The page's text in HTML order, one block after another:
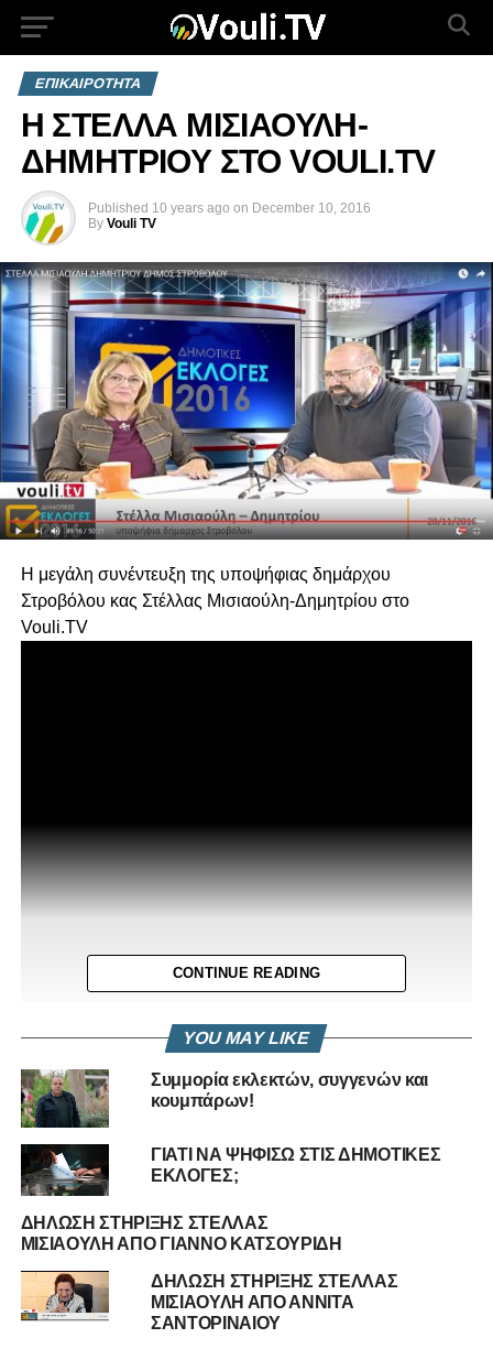
ΕΠΙΚΑΙΡΟΤΗΤΑ
Η ΣΤΕΛΛΑ ΜΙΣΙΑΟΥΛΗ-
ΔΗΜΗΤΡΙΟΥ ΣΤΟ VOULI.TV
Published 10 years ago on December 10, 2016
By Vouli TV
Η μεγάλη συνέντευξη της υποψήφιας δημάρχου
Στροβόλου κας Στέλλας Μισιαούλη-Δημητρίου στο
Vouli.TV
RELATED TOPICS:
ΔΉΜΟΣ ΣΤΡΟΒΌΛΟΥ
ΔΗΜΟΤΙΚΕΣ ΕΚΛΟΓΕΣ 2016
ΔΗΛΩΣΗ ΣΤΗΡΙΞΗΣ ΣΤΕΛΛΑΣ ΜΙΣΙΑΟΥΛΗ ΑΠΟ
ΚΥΡΙΑΚΟ ΗΡΑΚΛΕΟΥΣ
DON'T MISS
ΔΗΜΟΣ ΓΕΡΙΟΥ – ΝΕΟΦΥΤΟΣ ΠΑΠΑΛΑΖΑΡΟΥ
CONTINUE READING
YOU MAY LIKE
Συμμορία εκλεκτών, συγγενών και
κουμπάρων!
ΓΙΑΤΙ ΝΑ ΨΗΦΙΣΩ ΣΤΙΣ ΔΗΜΟΤΙΚΕΣ
ΕΚΛΟΓΕΣ;
ΔΗΛΩΣΗ ΣΤΗΡΙΞΗΣ ΣΤΕΛΛΑΣ
ΜΙΣΙΑΟΥΛΗ ΑΠΟ ΓΙΑΝΝΟ ΚΑΤΣΟΥΡΙΔΗ
ΔΗΛΩΣΗ ΣΤΗΡΙΞΗΣ ΣΤΕΛΛΑΣ
ΜΙΣΙΑΟΥΛΗ ΑΠΟ ΑΝΝΙΤΑ
ΣΑΝΤΟΡΙΝΑΙΟΥ